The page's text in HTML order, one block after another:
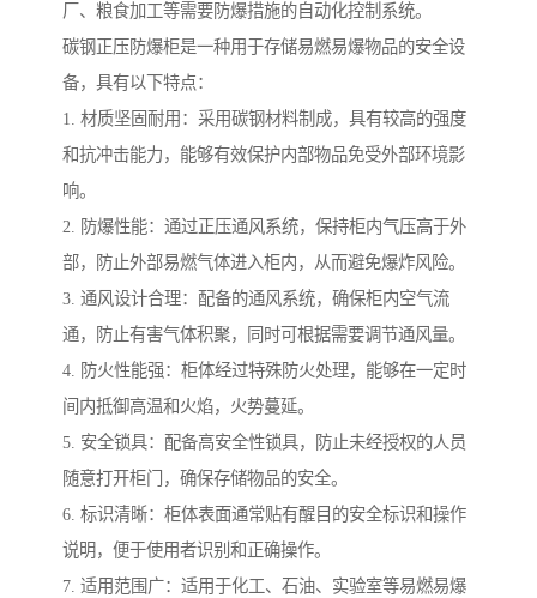
厂、粮食加工等需要防爆措施的自动化控制系统。
碳钢正压防爆柜是一种用于存储易燃易爆物品的安全设
备，具有以下特点：
1. 材质坚固耐用：采用碳钢材料制成，具有较高的强度
和抗冲击能力，能够有效保护内部物品免受外部环境影
响。
2. 防爆性能：通过正压通风系统，保持柜内气压高于外
部，防止外部易燃气体进入柜内，从而避免爆炸风险。
3. 通风设计合理：配备的通风系统，确保柜内空气流
通，防止有害气体积聚，同时可根据需要调节通风量。
4. 防火性能强：柜体经过特殊防火处理，能够在一定时
间内抵御高温和火焰，火势蔓延。
5. 安全锁具：配备高安全性锁具，防止未经授权的人员
随意打开柜门，确保存储物品的安全。
6. 标识清晰：柜体表面通常贴有醒目的安全标识和操作
说明，便于使用者识别和正确操作。
7. 适用范围广：适用于化工、石油、实验室等易燃易爆